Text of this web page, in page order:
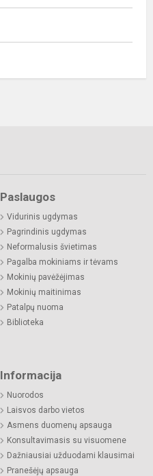
Paslaugos
Vidurinis ugdymas
Pagrindinis ugdymas
Neformalusis švietimas
Pagalba mokiniams ir tėvams
Mokinių pavėžėjimas
Mokinių maitinimas
Patalpų nuoma
Biblioteka
Informacija
Nuorodos
Laisvos darbo vietos
Asmens duomenų apsauga
Konsultavimasis su visuomene
Dažniausiai užduodami klausimai
Pranešėjų apsauga